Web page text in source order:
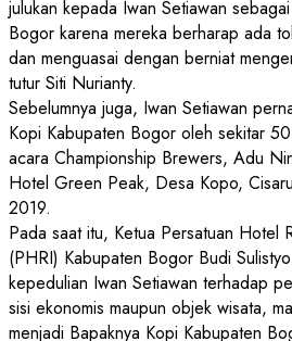
julukan kepada Iwan Setiawan
Bogor karena mereka berharap ada
dan menguasai dengan berniat
tutur Siti Nurianty.
Sebelumnya juga, Iwan Setiawan
Kopi Kabupaten Bogor oleh sekitar
acara Championship Brewers, Adu
Hotel Green Peak, Desa Kopo,
2019.
Pada saat itu, Ketua Persatuan Hotel
(PHRI) Kabupaten Bogor Budi
kepedulian Iwan Setiawan terhadap
sisi ekonomis maupun objek wisata,
menjadi Bapaknya Kopi Kabupaten